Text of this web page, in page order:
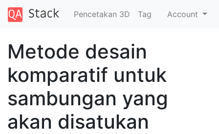
Pencetakan 3D Tag Account
Metode desain
komparatif untuk
sambungan yang
akan disatukan